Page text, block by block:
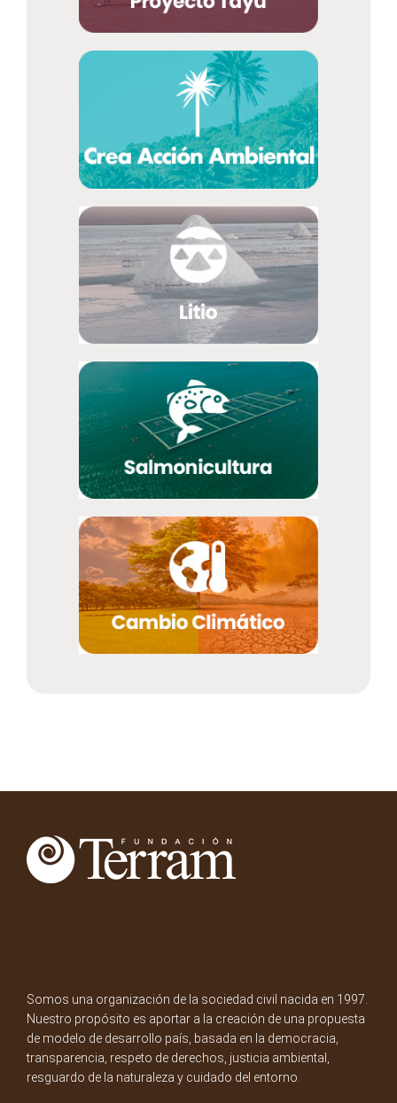
Somos una organización de la sociedad civil nacida en 1997.
Nuestro propósito es aportar a la creación de una propuesta
de modelo de desarrollo país, basada en la democracia,
transparencia, respeto de derechos, justicia ambiental,
resguardo de la naturaleza y cuidado del entorno.